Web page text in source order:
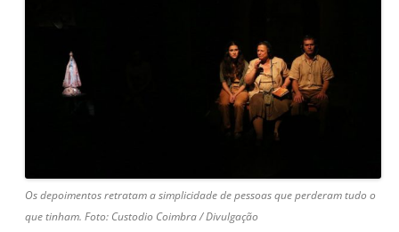
Os depoimentos retratam a simplicidade de pessoas que perderam tudo o
que tinham. Foto: Custodio Coimbra / Divulgação